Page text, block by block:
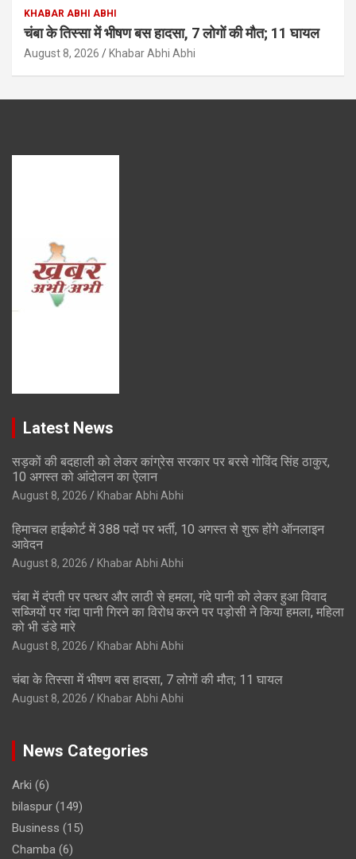
KHABAR ABHI ABHI
चंबा के तिस्सा में भीषण बस हादसा, 7 लोगों की मौत; 11 घायल
August 8, 2026 Khabar Abhi Abhi
Latest News
सड़कों की बदहाली को लेकर कांग्रेस सरकार पर बरसे गोविंद सिंह ठाकुर,
10 अगस्त को आंदोलन का ऐलान
August 8, 2026 Khabar Abhi Abhi
हिमाचल हाईकोर्ट में 388 पदों पर भर्ती, 10 अगस्त से शुरू होंगे ऑनलाइन
आवेदन
August 8, 2026 Khabar Abhi Abhi
चंबा में दंपती पर पत्थर और लाठी से हमला, गंदे पानी को लेकर हुआ विवाद
सब्जियों पर गंदा पानी गिरने का विरोध करने पर पड़ोसी ने किया हमला, महिला
को भी डंडे मारे
August 8, 2026 Khabar Abhi Abhi
चंबा के तिस्सा में भीषण बस हादसा, 7 लोगों की मौत; 11 घायल
August 8, 2026 Khabar Abhi Abhi
News Categories
Arki (6)
bilaspur (149)
Business (15)
Chamba (6)